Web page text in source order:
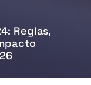
Reglas,